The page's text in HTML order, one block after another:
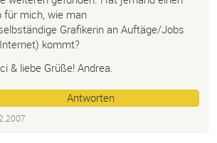
für mich, wie man
Grafikerin an Auftäge/Jobs
kommt?
& liebe Grüße! Andrea.
Antworten